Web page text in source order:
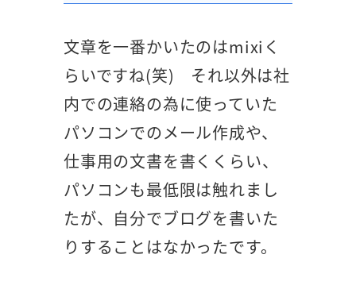
文章を一番かいたのはmixiく
らいですね(笑) それ以外は社
内での連絡の為に使っていた
パソコンでのメール作成や、
仕事用の文書を書くくらい、
パソコンも最低限は触れまし
たが、自分でブログを書いた
りすることはなかったです。